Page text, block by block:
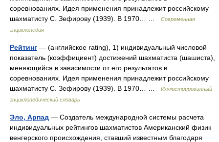
соревнованиях. Идея применения принадлежит российскому
шахматисту С. Зефирову (1939). В 1970… …
Современная
энциклопедия
Рейтинг — (английское rating), 1) индивидуальный числовой
показатель (коэффициент) достижений шахматиста (шашиста),
меняющийся в зависимости от его результатов в
соревнованиях. Идея применения принадлежит российскому
шахматисту С. Зефирову (1939). В 1970… …
Иллюстрированный
энциклопедический словарь
Эло, Арпад — Создатель международной системы расчета
индивидуальных рейтингов шахматистов Американский физик
венгерского происхождения, ставший известным благодаря